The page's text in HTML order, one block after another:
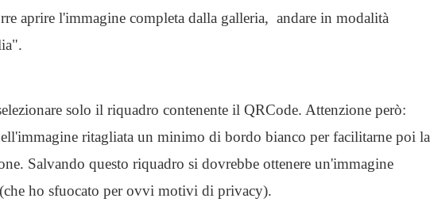
aprire l'immagine completa dalla galleria, andare in modalità
solo il riquadro contenente il QRCode. Attenzione però:
ritagliata un minimo di bordo bianco per facilitarne poi la
Salvando questo riquadro si dovrebbe ottenere un'immagine
ho sfuocato per ovvi motivi di privacy).